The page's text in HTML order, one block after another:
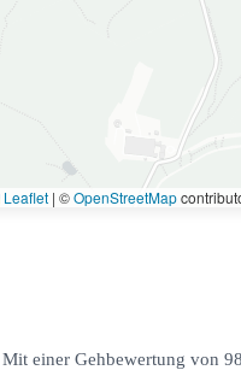
Leaflet | ©OpenStreetMap
einer Gehbewertung von